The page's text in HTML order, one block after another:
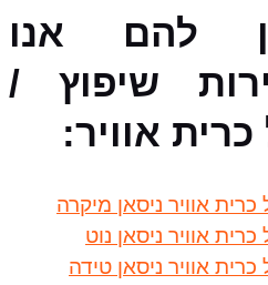
להם אנו
שיפוץ /
אוויר:
אוויר ניסאן מיקרה
אוויר ניסאן נוט
אוויר ניסאן טידה